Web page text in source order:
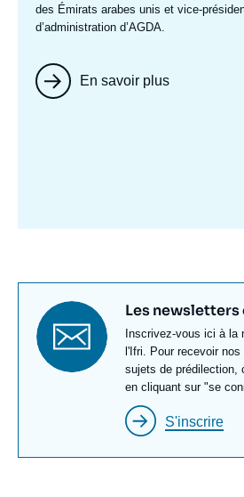
des Émirats arabes unis et vice-
d’administration d’AGDA.
En savoir plus
Titre
newsletter
Les newsletters
Texte
Newsletter
Inscrivez-vous ici à la
l'Ifri. Pour recevoir
sujets de prédilection,
en cliquant sur "se
S'inscrire